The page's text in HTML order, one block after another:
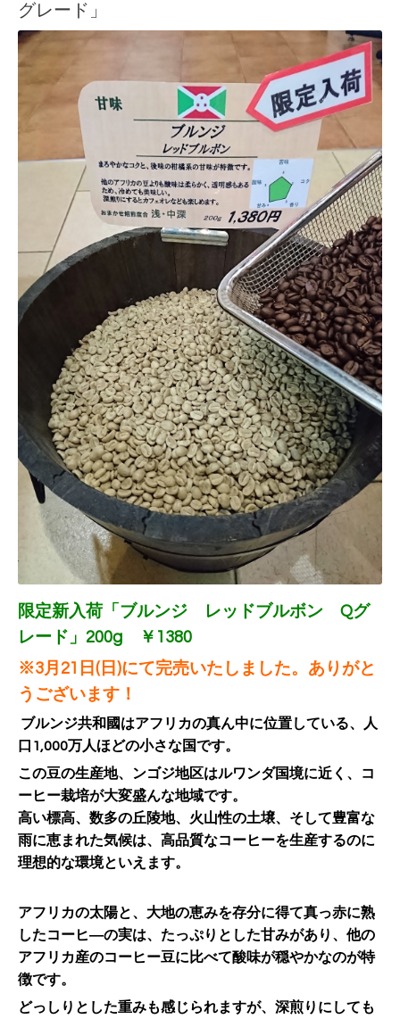
グレード」
限定新入荷「ブルンジ レッドブルボン Qグ
レード」200g ￥1380
※3月21日(日)にて完売いたしました。ありがと
うございます！
ブルンジ共和國はアフリカの真ん中に位置している、人
口1,000万人ほどの小さな国です。
この豆の生産地、ンゴジ地区はルワンダ国境に近く、コ
ーヒー栽培が大変盛んな地域です。
高い標高、数多の丘陵地、火山性の土壌、そして豊富な
雨に恵まれた気候は、高品質なコーヒーを生産するのに
理想的な環境といえます。
アフリカの太陽と、大地の恵みを存分に得て真っ赤に熟
したコーヒ―の実は、たっぷりとした甘みがあり、 他の
アフリカ産のコーヒー豆に比べて酸味が穏やかなのが特
徴です。
どっしりとした重みも感じられますが、深煎りにしても